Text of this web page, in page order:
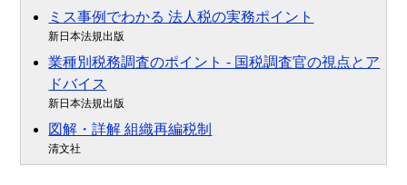
ミス事例でわかる 法人税の実務ポイント
新日本法規出版
業種別税務調査のポイント - 国税調査官の視点とア
ドバイス
新日本法規出版
図解・詳解 組織再編税制
清文社